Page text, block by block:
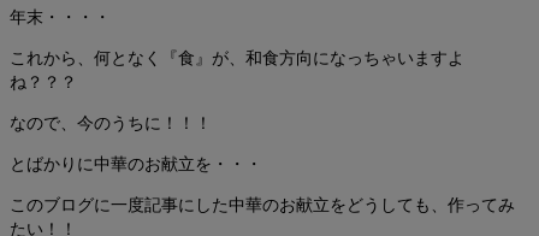
年末・・・・
これから、何となく『食』が、和食方向になっちゃいますよ
ね？？？
なので、今のうちに！！！
とばかりに中華のお献立を・・・
このブログに一度記事にした中華のお献立をどうしても、作ってみ
たい！！